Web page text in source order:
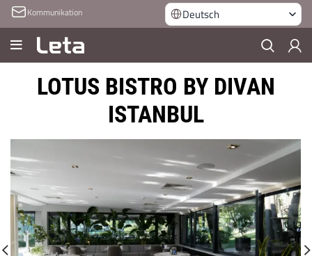
Kommunikation Deutsch
LOTUS BISTRO BY DIVAN
ISTANBUL